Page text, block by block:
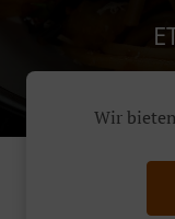
Wir